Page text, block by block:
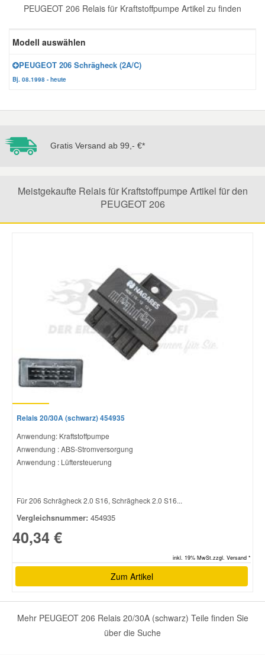
PEUGEOT 206 Relais für Kraftstoffpumpe Artikel zu finden
Modell auswählen
PEUGEOT 206 Schrägheck (2A/C)
Bj. 08.1998 - heute
Gratis Versand ab 99,- €*
Meistgekaufte Relais für Kraftstoffpumpe Artikel für den
PEUGEOT 206
Relais 20/30A (schwarz) 454935
Anwendung: Kraftstoffpumpe
Anwendung : ABS-Stromversorgung
Anwendung : Lüftersteuerung
Für 206 Schrägheck 2.0 S16, Schrägheck 2.0 S16...
Vergleichsnummer: 454935
40,34 €
inkl. 19% MwSt.zzgl. Versand *
Zum Artikel
Mehr PEUGEOT 206 Relais 20/30A (schwarz) Teile finden Sie
über die Suche
Winter-Autozubehör
Hyundai Ersatzteile
Jeep Ersatzteile
Kia Ersatzteile
Mazda Ersatzteile
Mercedes Ersatzteile
Mini Ersatzteile
Mitsubishi Ersatzteile
Nissan Ersatzteile
Porsche Ersatzteile
Toyota Ersatzteile